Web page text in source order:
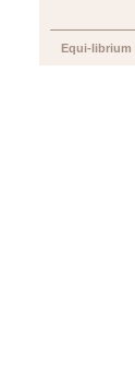
Equi-librium